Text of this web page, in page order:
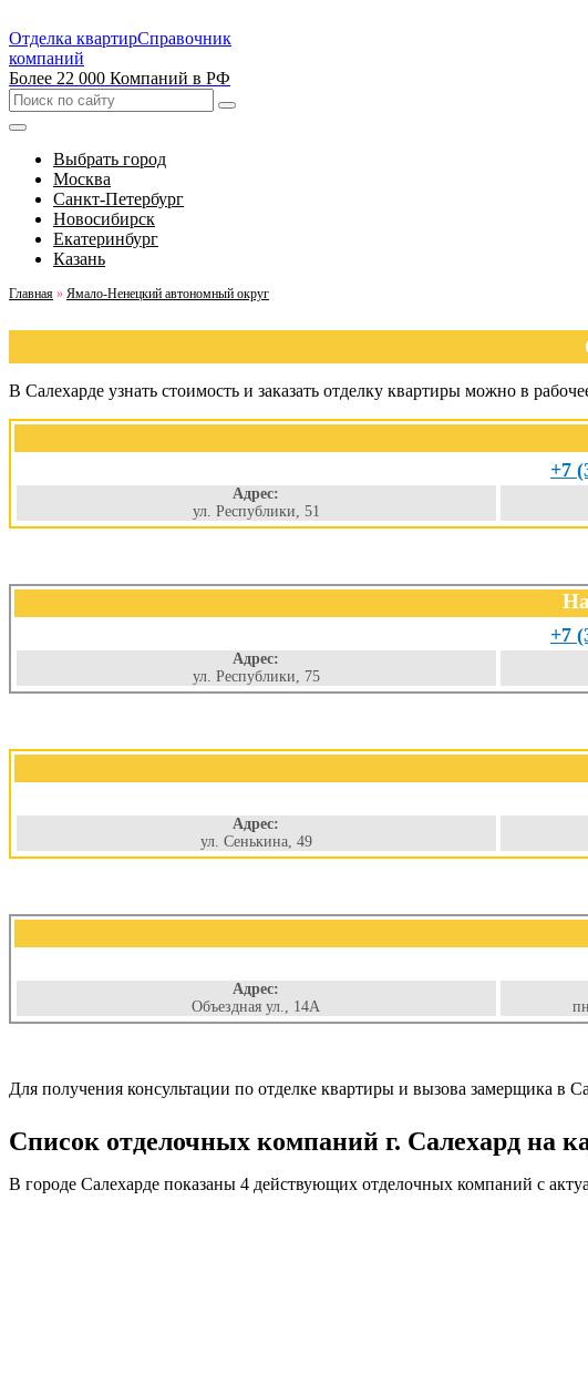
Отделка квартирСправочник
компаний
Более 22 000 Компаний в РФ
Выбрать город
Москва
Санкт-Петербург
Новосибирск
Екатеринбург
Казань
Главная » Ямало-Ненецкий автономный округ
В Салехарде узнать стоимость и заказать отделку квартиры можно в
+7
Адрес:
ул. Республики, 51
+7
Адрес:
ул. Республики, 75
Адрес:
ул. Сенькина, 49
Адрес:
Объездная ул., 14А
Для получения консультации по отделке квартиры и вызова замерщика в
Список отделочных компаний г. Салехард на
В городе Салехарде показаны 4 действующих отделочных компаний с